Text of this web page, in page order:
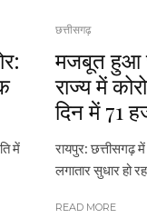
में
छत्तीसगढ़
मजबूत हुआ
राज्य में
दिन में 71
रायपुर: छत्तीसगढ़
लगातार सुधार हो
READ MORE